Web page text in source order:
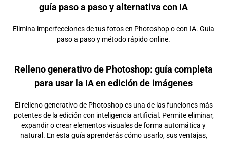
guía paso a paso y alternativa con IA
Elimina imperfecciones de tus fotos en Photoshop o con IA. Guía
paso a paso y método rápido online.
Relleno generativo de Photoshop: guía completa
para usar la IA en edición de imágenes
El relleno generativo de Photoshop es una de las funciones más
potentes de la edición con inteligencia artificial. Permite eliminar,
expandir o crear elementos visuales de forma automática y
natural. En esta guía aprenderás cómo usarlo, sus ventajas,